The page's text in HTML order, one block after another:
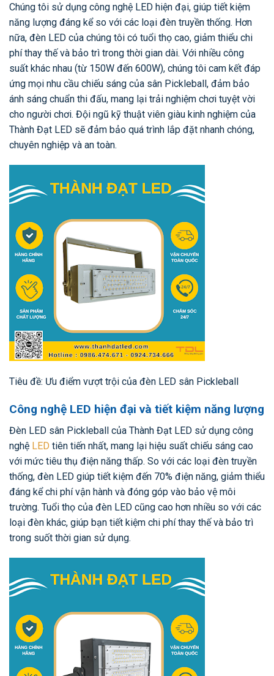
Chúng tôi sử dụng công nghệ LED hiện đại, giúp tiết kiệm
năng lượng đáng kể so với các loại đèn truyền thống. Hơn
nữa, đèn LED của chúng tôi có tuổi thọ cao, giảm thiểu chi
phí thay thế và bảo trì trong thời gian dài. Với nhiều công
suất khác nhau (từ 150W đến 600W), chúng tôi cam kết đáp
ứng mọi nhu cầu chiếu sáng của sân Pickleball, đảm bảo
ánh sáng chuẩn thi đấu, mang lại trải nghiệm chơi tuyệt vời
cho người chơi. Đội ngũ kỹ thuật viên giàu kinh nghiệm của
Thành Đạt LED sẽ đảm bảo quá trình lắp đặt nhanh chóng,
chuyên nghiệp và an toàn.
Tiêu đề: Ưu điểm vượt trội của đèn LED sân Pickleball
Công nghệ LED hiện đại và tiết kiệm năng lượng
Đèn LED sân Pickleball của Thành Đạt LED sử dụng công
nghệ LED tiên tiến nhất, mang lại hiệu suất chiếu sáng cao
với mức tiêu thụ điện năng thấp. So với các loại đèn truyền
thống, đèn LED giúp tiết kiệm đến 70% điện năng, giảm thiểu
đáng kể chi phí vận hành và đóng góp vào bảo vệ môi
trường. Tuổi thọ của đèn LED cũng cao hơn nhiều so với các
loại đèn khác, giúp bạn tiết kiệm chi phí thay thế và bảo trì
trong suốt thời gian sử dụng.